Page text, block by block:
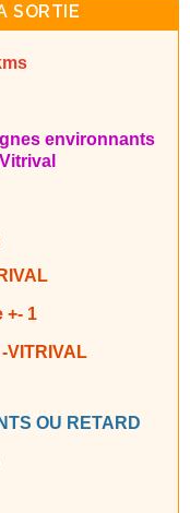
SORTIE
environnants
+- 1
VITRIVAL
OU RETARD